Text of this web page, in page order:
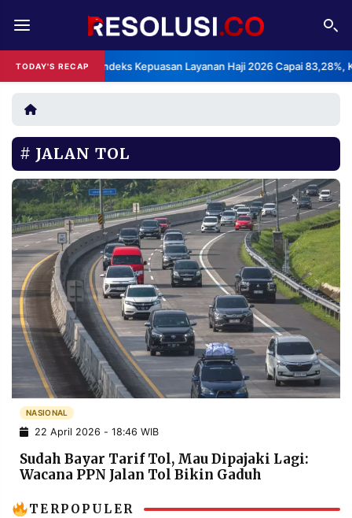
TODAY'S RECAP
BPS: Indeks Kepuasan Layanan Haji 2026 Capai 83,28%,
REDAKSI TENTANG
RESOLUSI IKLAN
RUBRIKASI
EDITORIAL AKSARA
FINANSIA PERSONA
DAERAH NASIONAL
MANCA SPORT
INFORMASI
PRIVACY
POLICY
BERITA
WARGA
INFORMASI
IKLAN
KIRIM
PENGADUAN TERM
SERVICE
JALAN TOL
NASIONAL
22 April 2026 - 18:46 WIB
Sudah Bayar Tarif Tol, Mau Dipajaki Lagi:
Wacana PPN Jalan Tol Bikin Gaduh
TERPOPULER